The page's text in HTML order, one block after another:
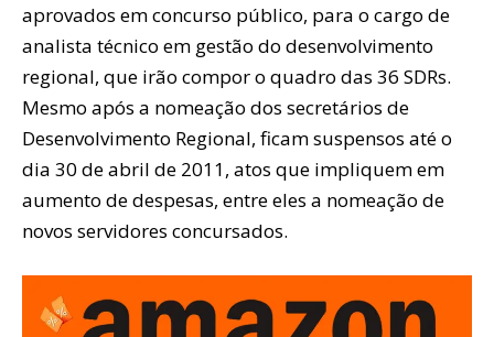
aprovados em concurso público, para o cargo de
analista técnico em gestão do desenvolvimento
regional, que irão compor o quadro das 36 SDRs.
Mesmo após a nomeação dos secretários de
Desenvolvimento Regional, ficam suspensos até o
dia 30 de abril de 2011, atos que impliquem em
aumento de despesas, entre eles a nomeação de
novos servidores concursados.